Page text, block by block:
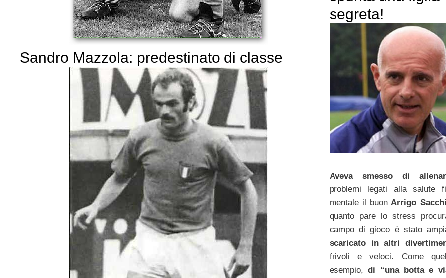
Sandro Mazzola: predestinato di classe
segreta!
Aveva smesso di
problemi legati alla salute
mentale il buon Arrigo
quanto pare lo stress
campo di gioco è stato
scaricato in altri
frivoli e veloci. Come
esempio,di “una botta e